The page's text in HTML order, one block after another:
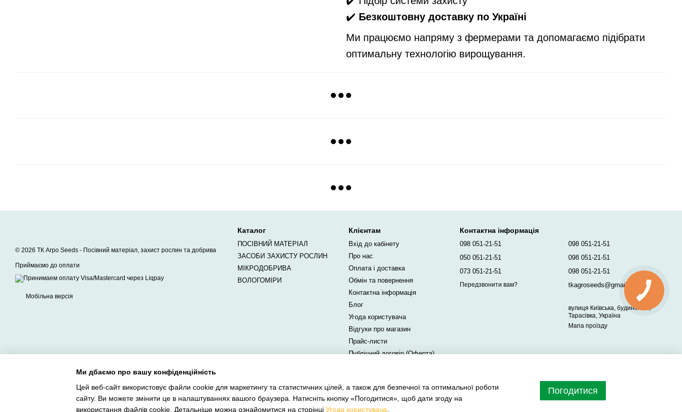
✔️ Безкоштовну доставку по Україні
Ми працюємо напряму з фермерами та допомагаємо підібрати
оптимальну технологію вирощування.
© 2026 ТК Агро Seeds - Посівний матеріал, захист рослин та добрива
Приймаємо до оплати
Мобільна версія
Каталог
ПОСІВНИЙ МАТЕРІАЛ
ЗАСОБИ ЗАХИСТУ РОСЛИН
МІКРОДОБРИВА
ВОЛОГОМІРИ
Клієнтам
Вхід до кабінету
Про нас
Оплата і доставка
Обмін та повернення
Контактна інформація
Блог
Угода користувача
Відгуки про магазин
Прайс-листи
Публічний договір (Оферта)
Контактна інформація
098 051-21-51
050 051-21-51
073 051-21-51
Передзвонити вам?
098 051-21-51
098 051-21-51
098 051-21-51
tkagroseeds@gmail.com
вулиця Київська, будинок 96,
Тарасівка, Україна
Мапа проїзду
Ми дбаємо про вашу конфіденційність
Цей веб-сайт використовує файли cookie для маркетингу та статистичних цілей, а також для безпечної та оптимальної роботи
сайту. Ви можете змінити це в налаштуваннях вашого браузера. Натисніть кнопку «Погодитися», щоб дати згоду на
використання файлів cookie. Детальніше можна ознайомитися на сторінці Угода користувача
Погодитися